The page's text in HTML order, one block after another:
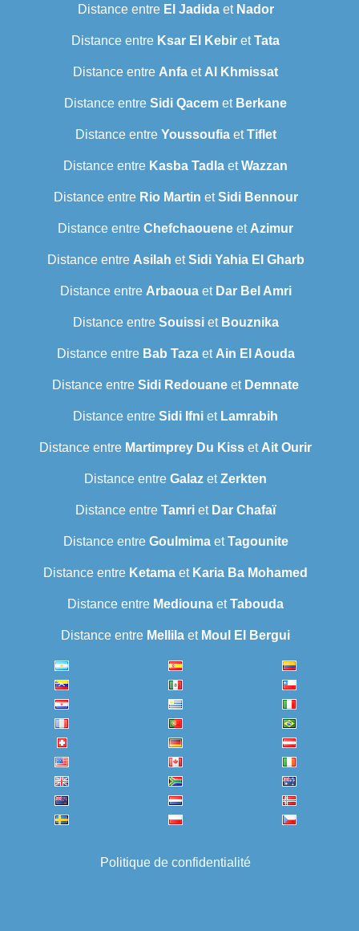
Distance entre El Jadidaet Nador
Distance entre Ksar El Kebir etTata
Distance entre Anfa et Al Khmissat
Distance entre Sidi Qacem et Berkane
Distance entre YoussoufiaetTiflet
Distance entre Kasba Tadla etWazzan
Distance entre Rio Martin etSidi Bennour
Distance entre Chefchaouene et Azimur
Distance entre Asilah etSidi Yahia El Gharb
Distance entre Arbaouaet Dar Bel Amri
Distance entre Souissiet Bouznika
Distance entre Bab Tazaet Ain El Aouda
Distance entre Sidi Redouane et Demnate
Distance entre Sidi Ifni et Lamrabih
Distance entre Martimprey Du Kiss et Ait Ourir
Distance entre Galaz etZerkten
Distance entre Tamri et Dar Chafaï
Distance entre GoulmimaetTagounite
Distance entre Ketama et Karia Ba Mohamed
Distance entre Mediouna etTabouda
Distance entre Mellila et Moul El Bergui
Politique de confidentialité